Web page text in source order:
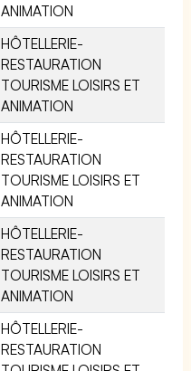
ANIMATION
HÔTELLERIE-
RESTAURATION
TOURISME LOISIRS ET
ANIMATION
HÔTELLERIE-
RESTAURATION
TOURISME LOISIRS ET
ANIMATION
HÔTELLERIE-
RESTAURATION
TOURISME LOISIRS ET
ANIMATION
HÔTELLERIE-
RESTAURATION